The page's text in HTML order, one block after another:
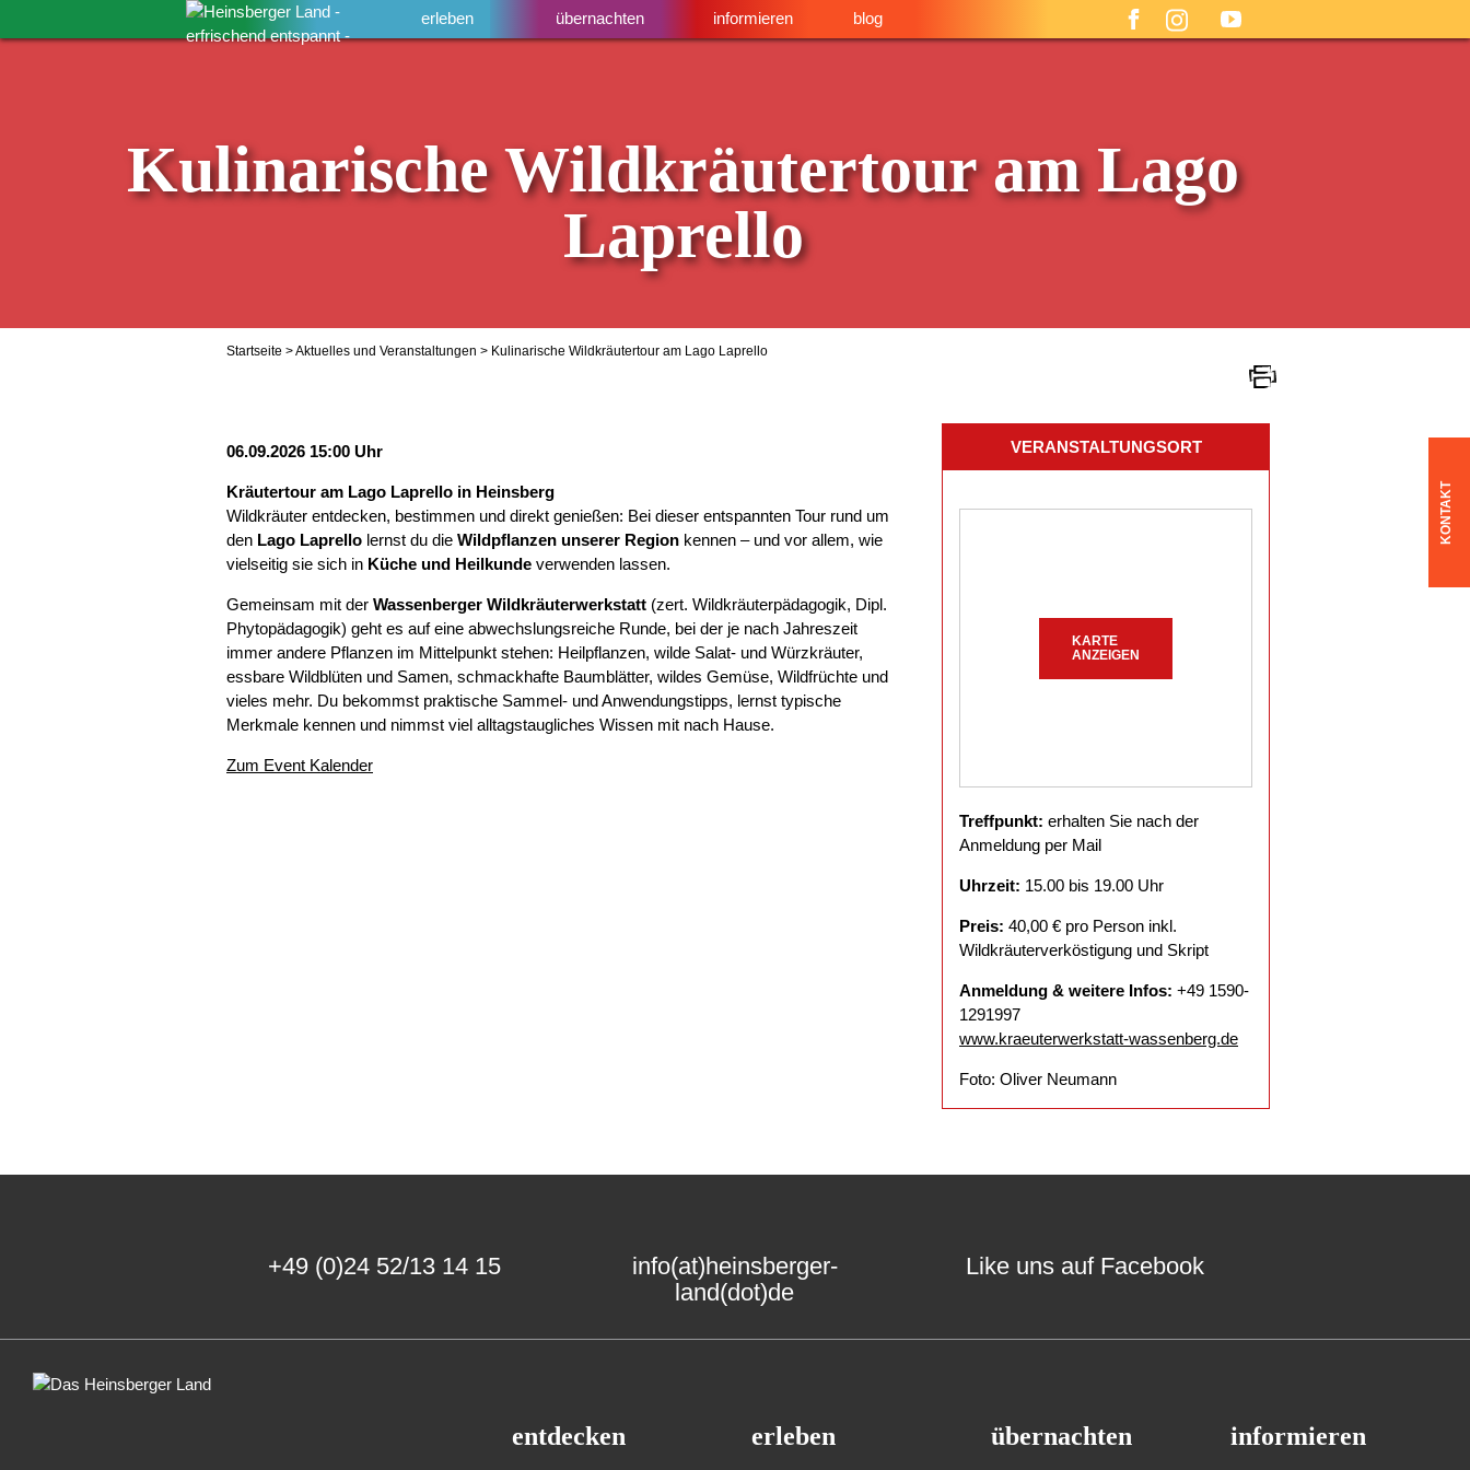
erleben übernachten informieren blog
KONTAKT
Kulinarische Wildkräutertour am Lago
Laprello
Startseite >Aktuelles und Veranstaltungen > Kulinarische Wildkräutertour am Lago Laprello
06.09.2026 15:00 Uhr
Kräutertour am Lago Laprello in Heinsberg
Wildkräuter entdecken, bestimmen und direkt genießen: Bei dieser entspannten Tour rund um
den Lago Laprello lernst du die Wildpflanzen unserer Region kennen – und vor allem, wie
vielseitig sie sich in Küche und Heilkunde verwenden lassen.
Gemeinsam mit der Wassenberger Wildkräuterwerkstatt (zert. Wildkräuterpädagogik, Dipl.
Phytopädagogik) geht es auf eine abwechslungsreiche Runde, bei der je nach Jahreszeit
immer andere Pflanzen im Mittelpunkt stehen: Heilpflanzen, wilde Salat- und Würzkräuter,
essbare Wildblüten und Samen, schmackhafte Baumblätter, wildes Gemüse, Wildfrüchte und
vieles mehr. Du bekommst praktische Sammel- und Anwendungstipps, lernst typische
Merkmale kennen und nimmst viel alltagstaugliches Wissen mit nach Hause.
Zum Event Kalender
VERANSTALTUNGSORT
KARTE
ANZEIGEN
Treffpunkt: erhalten Sie nach der
Anmeldung per Mail
Uhrzeit: 15.00 bis 19.00 Uhr
Preis: 40,00 € pro Person inkl.
Wildkräuterverköstigung und Skript
Anmeldung & weitere Infos: +49 1590-
1291997
www.kraeuterwerkstatt-wassenberg.de
Foto: Oliver Neumann
+49 (0)24 52/13 14 15
info(at)heinsberger-
land(dot)de
Like uns auf Facebook
entdecken erleben übernachten informieren